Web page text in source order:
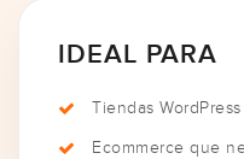
IDEAL PARA
Tiendas
Ecommerce que